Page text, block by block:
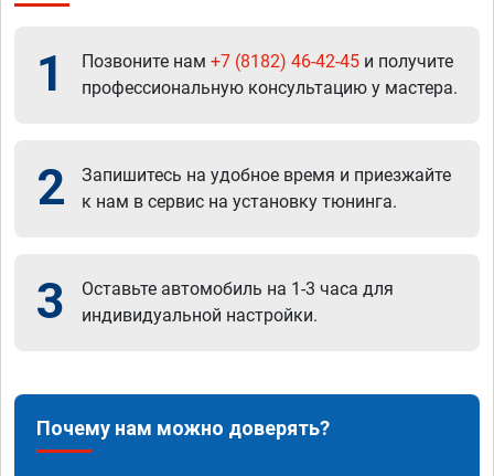
1 Позвоните нам +7 (8182) 46-42-45 и получите
профессиональную консультацию у мастера.
2
Запишитесь на удобное время и приезжайте
к нам в сервис на установку тюнинга.
3
Оставьте автомобиль на 1-3 часа для
индивидуальной настройки.
Почему нам можно доверять?